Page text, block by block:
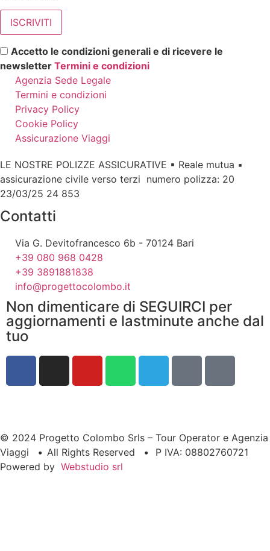
Contatti
Via G. Devitofrancesco 6b - 70124 Bari
+39 080 968 0428
+39 3891881838
info@progettocolombo.it
Agenzia Sede Legale
Termini e condizioni
Privacy Policy
Cookie Policy
Assicurazione Viaggi
LE NOSTRE POLIZZE ASSICURATIVE ▪ Reale mutua ▪
assicurazione civile verso terzi numero polizza: 20
23/03/25 24 853
Accetto le condizioni generali e di ricevere le
newsletter Termini e condizioni
Non dimenticare di SEGUIRCI per
aggiornamenti e lastminute anche dal
tuo
© 2024 Progetto Colombo Srls – Tour Operator e Agenzia
Viaggi • All Rights Reserved • P IVA: 08802760721
Powered by Webstudio srl